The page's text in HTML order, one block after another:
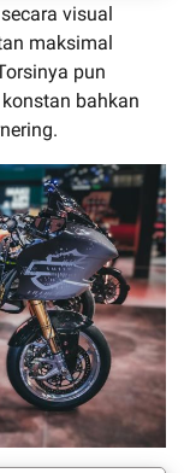
visual
maksimal
pun
bahkan